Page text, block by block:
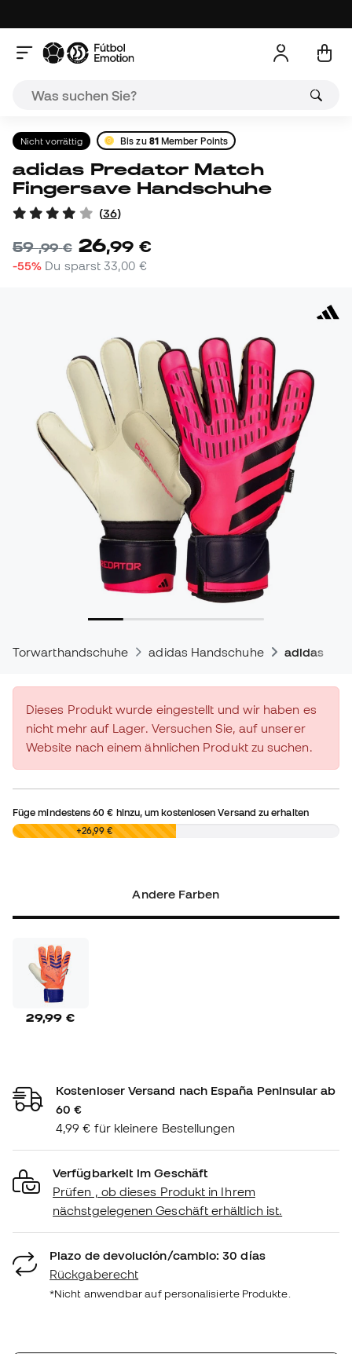
Nicht vorrättig Bis zu 81Member Points
adidas Predator Match
Fingersave Handschuhe
(36)
59,99 € 26,99 €
-55% Du sparst33,00 €
Torwarthandschuhe adidas Handschuhe adidas
Dieses Produkt wurde eingestellt und wir haben es
nicht mehr auf Lager. Versuchen Sie, auf unserer
Website nach einem ähnlichen Produkt zu suchen.
Füge mindestens60 € hinzu, um kostenlosen Versand zu erhalten
0,00 € +26,99 €
Andere Farben
29,99 €
Kostenloser Versand nach España Peninsular ab
60 €
4,99 € für kleinere Bestellungen
Verfügbarkeit im Geschäft
Prüfen , ob dieses Produkt in Ihrem
nächstgelegenen Geschäft erhältlich ist.
Plazo de devolución/cambio: 30 días
Rückgaberecht
*Nicht anwendbar auf personalisierte Produkte.